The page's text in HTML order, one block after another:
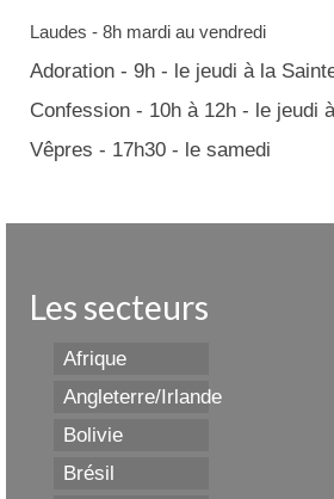
Laudes - 8h mardi au vendredi
Adoration - 9h - le jeudi à la
Confession - 10h à 12h - le jeudi
Vêpres - 17h30 - le samedi
Les secteurs
Afrique
Angleterre/Irlande
Bolivie
Brésil